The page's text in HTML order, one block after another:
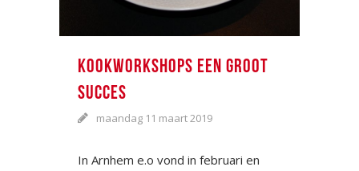
KOOKWORKSHOPS EEN GROOT
SUCCES
maandag 11 maart 2019
In Arnhem e.o vond in februari en